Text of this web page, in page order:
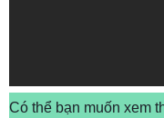
Có thể bạn muốn xem